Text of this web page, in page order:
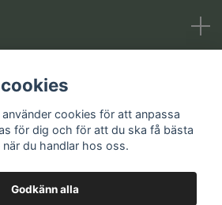
cookies för att anpassa
för dig och för att du ska få bästa
du handlar hos oss.
Godkänn alla